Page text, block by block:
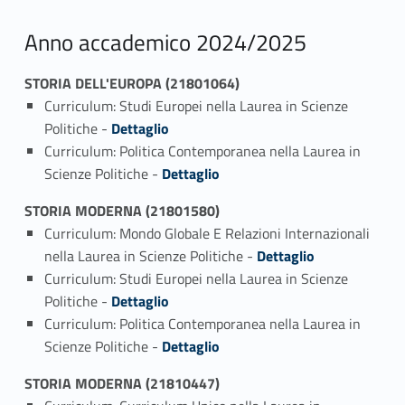
Anno accademico 2024/2025
STORIA DELL'EUROPA (21801064)
Curriculum: Studi Europei nella Laurea in Scienze
Politiche - Link identifier #identifier_person_40588-1
Dettaglio
Curriculum: Politica Contemporanea nella Laurea in
Scienze Politiche - Link identifier #identifier_person_93087-2
Dettaglio
STORIA MODERNA (21801580)
Curriculum: Mondo Globale E Relazioni Internazionali
nella Laurea in Scienze Politiche - Link identifier #identifier_person_162691-1
Dettaglio
Curriculum: Studi Europei nella Laurea in Scienze
Politiche - Link identifier #identifier_person_13587-2
Dettaglio
Curriculum: Politica Contemporanea nella Laurea in
Scienze Politiche - Link identifier #identifier_person_33446-3
Dettaglio
STORIA MODERNA (21810447)